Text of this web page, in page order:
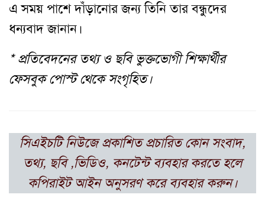
এ সময় পাশে দাঁড়ানোর জন্য তিনি তার বন্ধুদের
ধন্যবাদ জানান।
* প্রতিবেদনের তথ্য ও ছবি ভুক্তভোগী শিক্ষার্থীর
ফেসবুক পোস্ট থেকে সংগৃহিত।
সিএইচটি নিউজে প্রকাশিত প্রচারিত কোন সংবাদ,
তথ্য, ছবি ,ভিডিও, কনটেন্ট ব্যবহার করতে হলে
কপিরাইট আইন অনুসরণ করে ব্যবহার করুন।